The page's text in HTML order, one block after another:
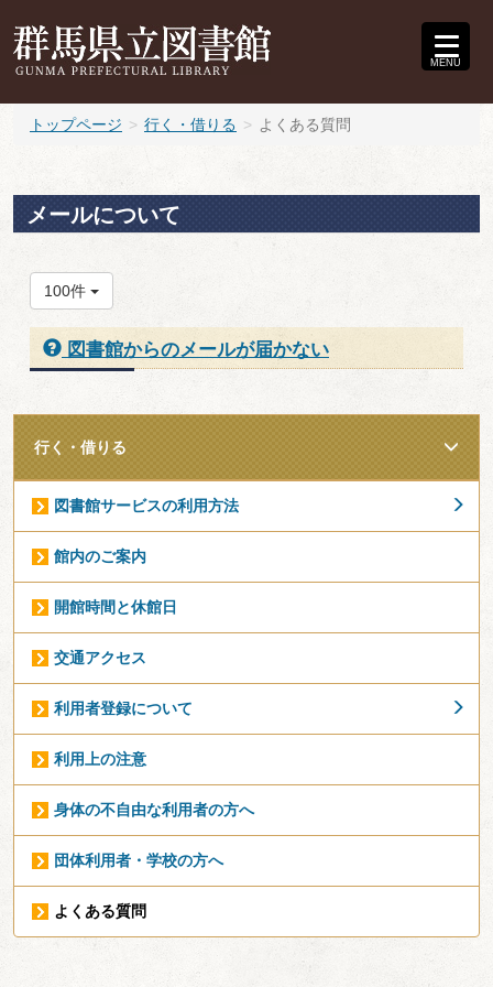
MENU
トップページ 行く・借りる よくある質問
メールについて
100件
図書館からのメールが届かない
行く・借りる
図書館サービスの利用方法
館内のご案内
開館時間と休館日
交通アクセス
利用者登録について
利用上の注意
身体の不自由な利用者の方へ
団体利用者・学校の方へ
よくある質問